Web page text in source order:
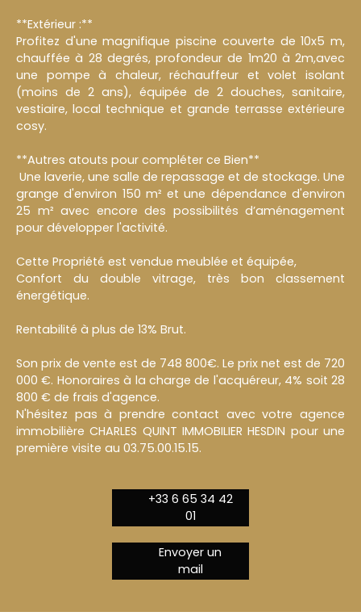
**Extérieur :**
Profitez d'une magnifique piscine couverte de 10x5 m,
chauffée à 28 degrés, profondeur de 1m20 à 2m,avec
une pompe à chaleur, réchauffeur et volet isolant
(moins de 2 ans), équipée de 2 douches, sanitaire,
vestiaire, local technique et grande terrasse extérieure
cosy.
**Autres atouts pour compléter ce Bien**
Une laverie, une salle de repassage et de stockage. Une
grange d'environ 150 m² et une dépendance d'environ
25 m² avec encore des possibilités d’aménagement
pour développer l'activité.
Cette Propriété est vendue meublée et équipée,
Confort du double vitrage, très bon classement
énergétique.
Rentabilité à plus de 13% Brut.
Son prix de vente est de 748 800€. Le prix net est de 720
000 €. Honoraires à la charge de l'acquéreur, 4% soit 28
800 € de frais d'agence.
N'hésitez pas à prendre contact avec votre agence
immobilière CHARLES QUINT IMMOBILIER HESDIN pour une
première visite au 03.75.00.15.15.
+33 6 65 34 42
01
Envoyer un
mail